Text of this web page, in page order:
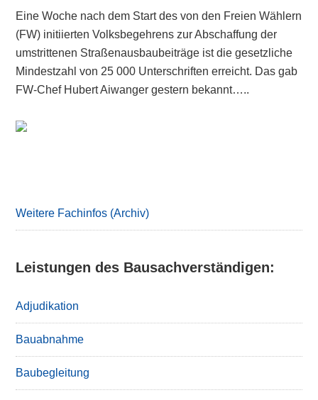
Eine Woche nach dem Start des von den Freien Wählern
(FW) initiierten Volksbegehrens zur Abschaffung der
umstrittenen Straßenausbaubeiträge ist die gesetzliche
Mindestzahl von 25 000 Unterschriften erreicht. Das gab
FW-Chef Hubert Aiwanger gestern bekannt…..
Weitere Fachinfos (Archiv)
Leistungen des Bausachverständigen:
Adjudikation
Bauabnahme
Baubegleitung